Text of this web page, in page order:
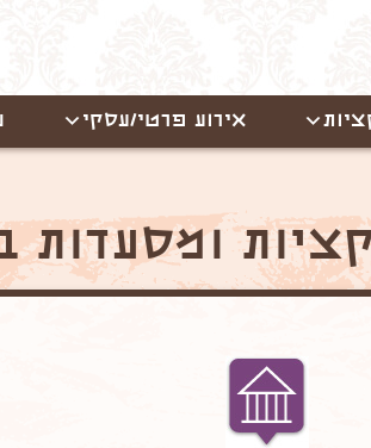
אירוע פרטי/עסקי
ומסעדות